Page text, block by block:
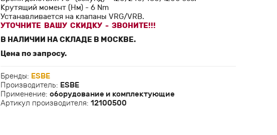
Крутящий момент (Нм) - 6 Nm
Устанавливается на клапаны VRG/VRB.
УТОЧНИТЕ ВАШУ СКИДКУ - ЗВОНИТЕ!!!
В НАЛИЧИИ НА СКЛАДЕ В МОСКВЕ.
Цена по запросу.
Бренды: ESBE
Производитель: ESBE
Применение: оборудование и комплектующие
Артикул производителя: 12100500